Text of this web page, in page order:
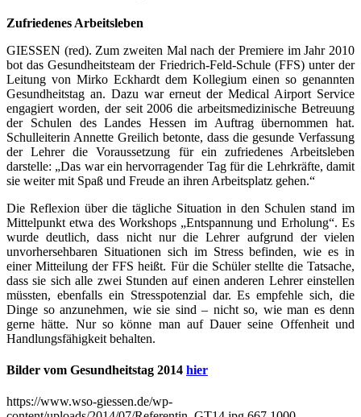
Zufriedenes Arbeitsleben
GIESSEN (red). Zum zweiten Mal nach der Premiere im Jahr 2010
bot das Gesundheitsteam der Friedrich-Feld-Schule (FFS) unter der
Leitung von Mirko Eckhardt dem Kollegium einen so genannten
Gesundheitstag an. Dazu war erneut der Medical Airport Service
engagiert worden, der seit 2006 die arbeitsmedizinische Betreuung
der Schulen des Landes Hessen im Auftrag übernommen hat.
Schulleiterin Annette Greilich betonte, dass die gesunde Verfassung
der Lehrer die Voraussetzung für ein zufriedenes Arbeitsleben
darstelle: „Das war ein hervorragender Tag für die Lehrkräfte, damit
sie weiter mit Spaß und Freude an ihren Arbeitsplatz gehen.“
Die Reflexion über die tägliche Situation in den Schulen stand im
Mittelpunkt etwa des Workshops „Entspannung und Erholung“. Es
wurde deutlich, dass nicht nur die Lehrer aufgrund der vielen
unvorhersehbaren Situationen sich im Stress befinden, wie es in
einer Mitteilung der FFS heißt. Für die Schüler stellte die Tatsache,
dass sie sich alle zwei Stunden auf einen anderen Lehrer einstellen
müssten, ebenfalls ein Stresspotenzial dar. Es empfehle sich, die
Dinge so anzunehmen, wie sie sind – nicht so, wie man es denn
gerne hätte. Nur so könne man auf Dauer seine Offenheit und
Handlungsfähigkeit behalten.
Bilder vom Gesundheitstag 2014 hier
https://www.wso-giessen.de/wp-